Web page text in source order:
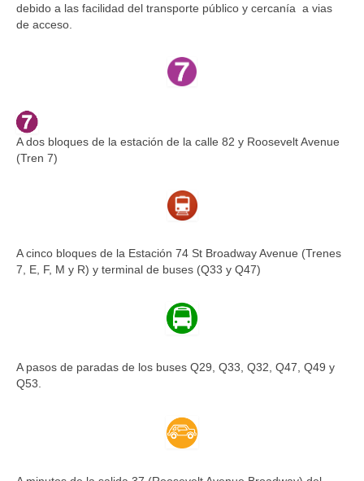
debido a las facilidad del transporte público y cercanía a vias
de acceso.
A dos bloques de la estación de la calle 82 y Roosevelt Avenue
(Tren 7)
A cinco bloques de la Estación 74 St Broadway Avenue (Trenes
7, E, F, M y R) y terminal de buses (Q33 y Q47)
A pasos de paradas de los buses Q29, Q33, Q32, Q47, Q49 y
Q53.